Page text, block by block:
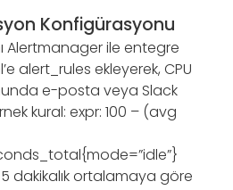
Konfigürasyonu
Alertmanager ile entegre
alert_rules ekleyerek, CPU
e-posta veya Slack
kural: expr: 100 – (avg
5 dakikalık ortalamaya göre